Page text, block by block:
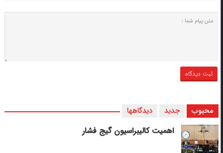
محبوب جدید دیدگاهها
اهمیت کالیبراسیون گیج فشار